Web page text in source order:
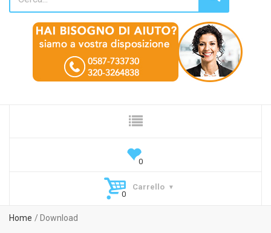
Carrello
Home Download